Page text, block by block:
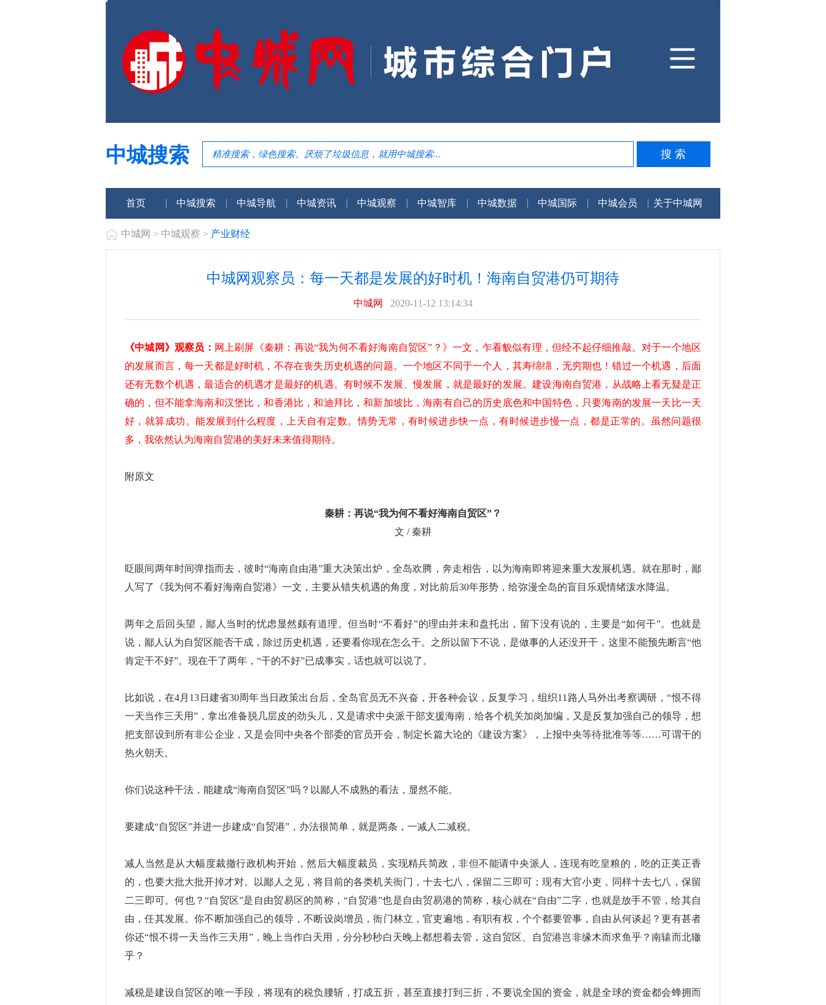
中城搜索
首页 中城搜索 中城导航 中城资讯 中城观察 中城智库 中城数据 中城国际 中城会员 关于中城网
中城网 > 中城观察 > 产业财经
中城网观察员：每一天都是发展的好时机！海南自贸港仍可期待
中城网 2020-11-12 13:14:34
《中城网》观察员： 网上刷屏《秦耕：再说“我为何不看好海南自贸区”？》一文，乍看貌似有理，但经不起仔细推敲。对于一个地区
的发展而言，每一天都是好时机，不存在丧失历史机遇的问题。一个地区不同于一个人，其寿绵绵，无穷期也！错过一个机遇，后面
还有无数个机遇，最适合的机遇才是最好的机遇。有时候不发展、慢发展，就是最好的发展。建设海南自贸港，从战略上看无疑是正
确的，但不能拿海南和汉堡比，和香港比，和迪拜比，和新加坡比，海南有自己的历史底色和中国特色，只要海南的发展一天比一天
好，就算成功。能发展到什么程度，上天自有定数。情势无常，有时候进步快一点，有时候进步慢一点，都是正常的。虽然问题很
多，我依然认为海南自贸港的美好未来值得期待。
附原文
秦耕：再说“我为何不看好海南自贸区”？
文 / 秦耕
眨眼间两年时间弹指而去，彼时“海南自由港”重大决策出炉，全岛欢腾，奔走相告，以为海南即将迎来重大发展机遇。就在那时，鄙
人写了《我为何不看好海南自贸港》一文，主要从错失机遇的角度，对比前后30年形势，给弥漫全岛的盲目乐观情绪泼水降温。
两年之后回头望，鄙人当时的忧虑显然颇有道理。但当时“不看好”的理由并未和盘托出，留下没有说的，主要是“如何干”。也就是
说，鄙人认为自贸区能否干成，除过历史机遇，还要看你现在怎么干。之所以留下不说，是做事的人还没开干，这里不能预先断言“他
肯定干不好”。现在干了两年，“干的不好”已成事实，话也就可以说了。
比如说，在4月13日建省30周年当日政策出台后，全岛官员无不兴奋，开各种会议，反复学习，组织11路人马外出考察调研，“恨不得
一天当作三天用”，拿出准备脱几层皮的劲头儿，又是请求中央派干部支援海南，给各个机关加岗加编，又是反复加强自己的领导，想
把支部设到所有非公企业，又是会同中央各个部委的官员开会，制定长篇大论的《建设方案》，上报中央等待批准等等……可谓干的
热火朝天。
你们说这种干法，能建成“海南自贸区”吗？以鄙人不成熟的看法，显然不能。
要建成“自贸区”并进一步建成“自贸港”，办法很简单，就是两条，一减人二减税。
减人当然是从大幅度裁撤行政机构开始，然后大幅度裁员，实现精兵简政，非但不能请中央派人，连现有吃皇粮的，吃的正美正香
的，也要大批大批开掉才对。以鄙人之见，将目前的各类机关衙门，十去七八，保留二三即可；现有大官小吏，同样十去七八，保留
二三即可。何也？“自贸区”是自由贸易区的简称，“自贸港”也是自由贸易港的简称，核心就在“自由”二字，也就是放手不管，给其自
由，任其发展。你不断加强自己的领导，不断设岗增员，衙门林立，官吏遍地，有职有权，个个都要管事，自由从何谈起？更有甚者
你还“恨不得一天当作三天用”，晚上当作白天用，分分秒秒白天晚上都想着去管，这自贸区、自贸港岂非缘木而求鱼乎？南辕而北辙
乎？
减税是建设自贸区的唯一手段，将现有的税负腰斩，打成五折，甚至直接打到三折，不要说全国的资金，就是全球的资金都会蜂拥而